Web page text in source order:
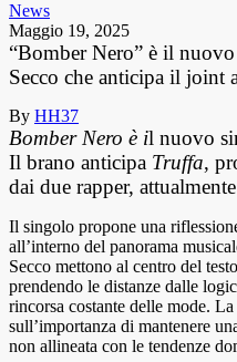
News
Maggio 19, 2025
“Bomber Nero” è il
Secco che anticipa il joint
By HH37
Bomber Nero è il nuovo
Il brano anticipa Truffa,
dai due rapper,
Il singolo propone una
all’interno del panorama
Secco mettono al centro del
prendendo le distanze dalle
rincorsa costante delle mode.
sull’importanza di mantenere
non allineata con le tendenze